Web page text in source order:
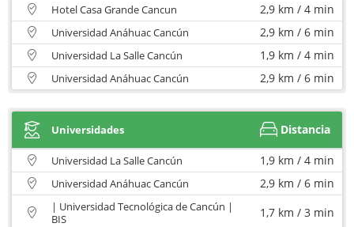
Hotel Casa Grande Cancun 2,9 km / 4 min
Universidad Anáhuac Cancún 2,9 km / 6 min
Universidad La Salle Cancún 1,9 km / 4 min
Universidad Anáhuac Cancún 2,9 km / 6 min
Universidades Distancia
Universidad La Salle Cancún 1,9 km / 4 min
Universidad Anáhuac Cancún 2,9 km / 6 min
| Universidad Tecnológica de Cancún |
BIS
1,7 km / 3 min